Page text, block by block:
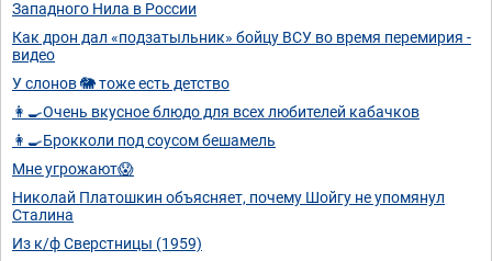
Западного Нила в России
Как дрон дал «подзатыльник» бойцу ВСУ во время перемирия -
видео
У слонов 🐘 тоже есть детство
👩‍🍳Очень вкусное блюдо для всех любителей кабачков
👩‍🍳Брокколи под соусом бешамель
Мне угрожают😱
Николай Платошкин объясняет, почему Шойгу не упомянул
Сталина
Из к/ф Сверстницы (1959)